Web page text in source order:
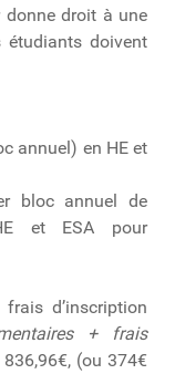
donne droit à une
étudiants doivent
annuel) en HE et
bloc annuel de
et ESA pour
d’inscription
+ frais
(ou 374€